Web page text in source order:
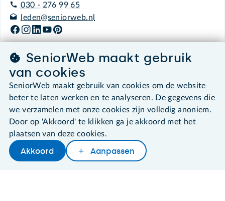
030 - 276 99 65
leden@seniorweb.nl
©2026 SeniorWeb
Algemene voorwaarden
Cookies en cookie-instellingen
Disclaimer
Privacybeleid
About SeniorWeb
SeniorWeb maakt gebruik
van cookies
SeniorWeb maakt gebruik van cookies om de website
beter te laten werken en te analyseren. De gegevens die
we verzamelen met onze cookies zijn volledig anoniem.
Door op 'Akkoord' te klikken ga je akkoord met het
plaatsen van deze cookies.
Akkoord Aanpassen